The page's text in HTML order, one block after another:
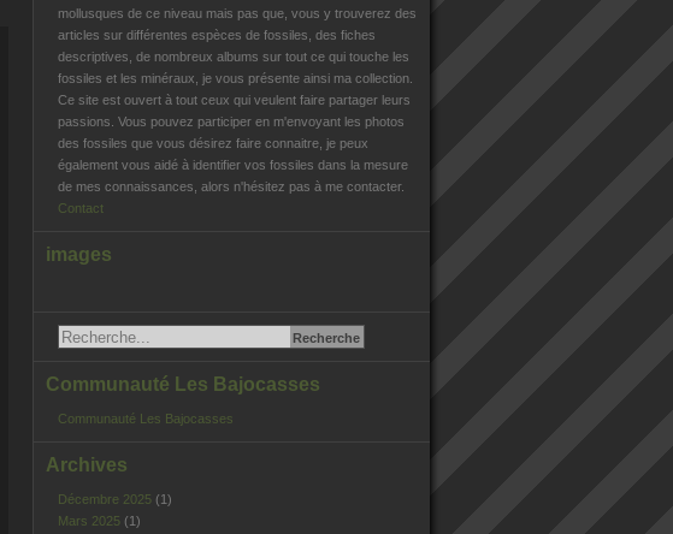
mollusques de ce niveau mais pas que, vous y trouverez des
articles sur différentes espèces de fossiles, des fiches
descriptives, de nombreux albums sur tout ce qui touche les
fossiles et les minéraux, je vous présente ainsi ma collection.
Ce site est ouvert à tout ceux qui veulent faire partager leurs
passions. Vous pouvez participer en m'envoyant les photos
des fossiles que vous désirez faire connaitre, je peux
également vous aidé à identifier vos fossiles dans la mesure
de mes connaissances, alors n'hésitez pas à me contacter.
Contact
images
Communauté Les Bajocasses
Communauté Les Bajocasses
Archives
Décembre 2025 (1)
Mars 2025 (1)